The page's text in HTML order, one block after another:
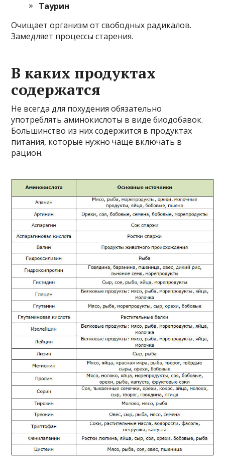
Таурин
Очищает организм от свободных радикалов.
Замедляет процессы старения.
В каких продуктах
содержатся
Не всегда для похудения обязательно
употреблять аминокислоты в виде биодобавок.
Большинство из них содержится в продуктах
питания, которые нужно чаще включать в
рацион.